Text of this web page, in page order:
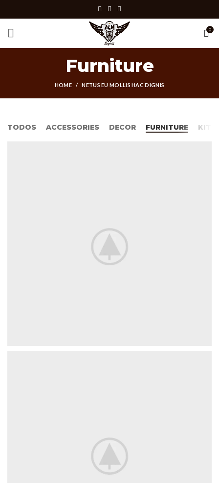
0
Furniture
HOME NETUS EU MOLLIS HAC DIGNIS
TODOS ACCESSORIES DECOR FURNITURE